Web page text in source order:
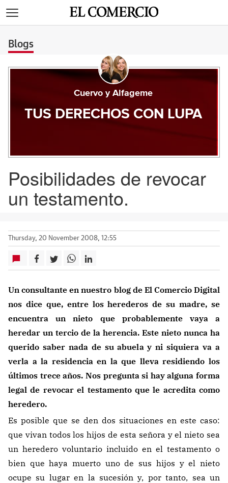
Blogs
Cuervo y Alfageme
TUS DERECHOS CON LUPA
Posibilidades de revocar
un testamento.
Thursday, 20 November 2008, 12:55
Un consultante en nuestro blog de El Comercio Digital
nos dice que, entre los herederos de su madre, se
encuentra un nieto que probablemente vaya a
heredar un tercio de la herencia. Este nieto nunca ha
querido saber nada de su abuela y ni siquiera va a
verla a la residencia en la que lleva residiendo los
últimos trece años. Nos pregunta si hay alguna forma
legal de revocar el testamento que le acredita como
heredero.
Es posible que se den dos situaciones en este caso:
que vivan todos los hijos de esta señora y el nieto sea
un heredero voluntario incluido en el testamento o
bien que haya muerto uno de sus hijos y el nieto
ocupe su lugar en la sucesión y, por tanto, sea un